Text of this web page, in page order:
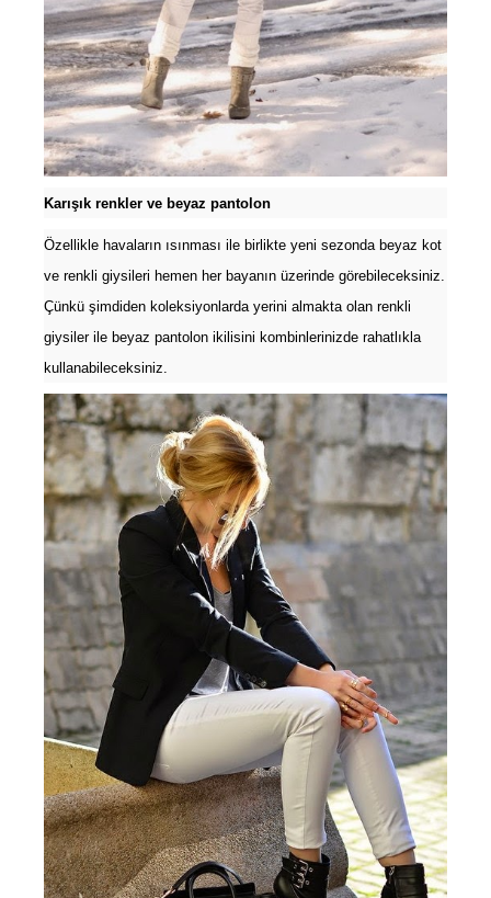
Karışık renkler ve beyaz pantolon
Özellikle havaların ısınması ile birlikte yeni sezonda beyaz kot
ve renkli giysileri hemen her bayanın üzerinde görebileceksiniz.
Çünkü şimdiden koleksiyonlarda yerini almakta olan renkli
giysiler ile beyaz pantolon ikilisini kombinlerinizde rahatlıkla
kullanabileceksiniz.